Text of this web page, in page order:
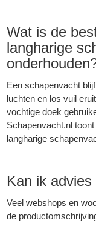
Wat is de
langharige
Een schapenvacht
luchten en los vuil
vochtige doek
Schapenvacht.nl toont
langharige
Kan ik
Veel webshops en
de